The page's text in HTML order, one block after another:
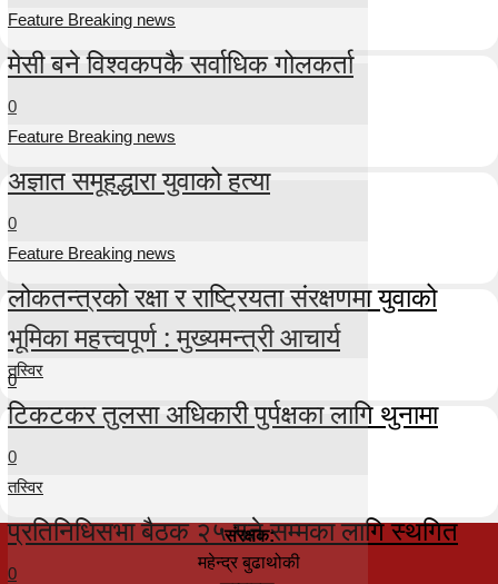
Feature Breaking news
मेसी बने विश्वकपकै सर्वाधिक गोलकर्ता
0
Feature Breaking news
अज्ञात समूहद्धारा युवाको हत्या
0
Feature Breaking news
लोकतन्त्रको रक्षा र राष्ट्रियता संरक्षणमा युवाको
भूमिका महत्त्वपूर्ण : मुख्यमन्त्री आचार्य
0
तस्विर
टिकटकर तुलसा अधिकारी पुर्पक्षका लागि थुनामा
0
तस्विर
प्रतिनिधिसभा बैठक २५ गते सम्मका लागि स्थगित
0
संरक्षक:
महेन्द्र बुढाथोकी